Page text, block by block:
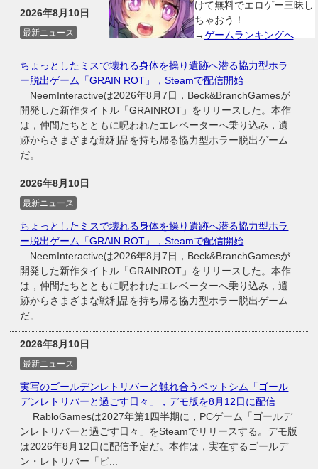
けて無料でエロゲー三昧し
ちゃおう！
→ゲームランキングへ
2026年8月10日
最新ニュース
ちょっとしたミスで壊れる身体を操り遺跡へ潜る協力型ホラ
ー脱出ゲーム「GRAIN ROT」，Steamで配信開始
NeemInteractiveは2026年8月7日，Beck&BranchGamesが
開発した新作タイトル「GRAINROT」をリリースした。本作
は，仲間たちとともに呪われたエレベーターへ乗り込み，遺
跡からさまざまな戦利品を持ち帰る協力型ホラー脱出ゲーム
だ。
2026年8月10日
最新ニュース
ちょっとしたミスで壊れる身体を操り遺跡へ潜る協力型ホラ
ー脱出ゲーム「GRAIN ROT」，Steamで配信開始
NeemInteractiveは2026年8月7日，Beck&BranchGamesが
開発した新作タイトル「GRAINROT」をリリースした。本作
は，仲間たちとともに呪われたエレベーターへ乗り込み，遺
跡からさまざまな戦利品を持ち帰る協力型ホラー脱出ゲーム
だ。
2026年8月10日
最新ニュース
実写のゴールデンレトリバーと触れ合うペットシム「ゴール
デンレトリバーと過ごす日々」，デモ版を8月12日に配信
RabloGamesは2027年第1四半期に，PCゲーム「ゴールデ
ンレトリバーと過ごす日々」をSteamでリリースする。デモ版
は2026年8月12日に配信予定だ。本作は，実在するゴールデ
ン・レトリバー「ピ...